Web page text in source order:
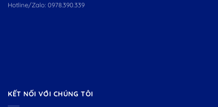
Hotline/Zalo: 0978.390.339
KẾT NỐI VỚI CHÚNG TÔI